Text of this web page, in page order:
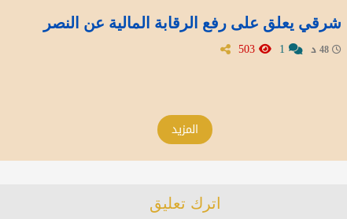
شرقي يعلق على رفع الرقابة المالية عن النصر
المزيد
اترك تعليق